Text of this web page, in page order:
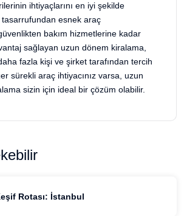
ihtiyaçlarını en iyi şekilde
tasarrufundan esnek araç
bakım hizmetlerine kadar
sağlayan uzun dönem kiralama,
fazla kişi ve şirket tarafından tercih
sürekli araç ihtiyacınız varsa, uzun
sizin için ideal bir çözüm olabilir.
Rotası: İstanbul